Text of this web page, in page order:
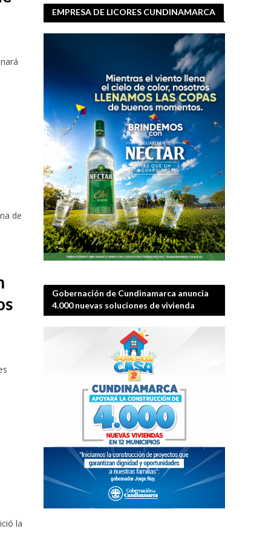
de
la
EMPRESA DE LICORES CUNDINAMARCA
Gobernación de Cundinamarca anuncia
4.000 nuevas soluciones de vivienda